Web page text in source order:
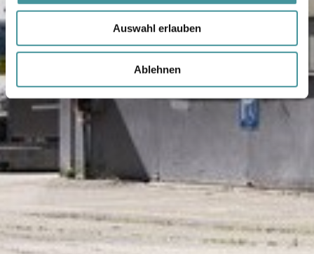
Auswahl erlauben
Ablehnen